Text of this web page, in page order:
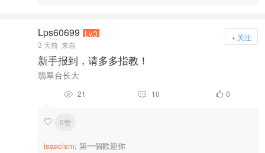
Lps60699 Lv.3
3 天前 来自
+ 关注
新手报到，请多多指教！
翡翠台长大
 21  10  0
 0赞
isaaclsm: 第一個歡迎你